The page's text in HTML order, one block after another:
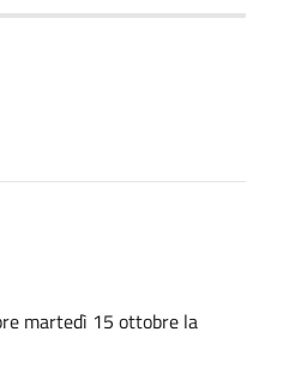
martedì 15 ottobre la